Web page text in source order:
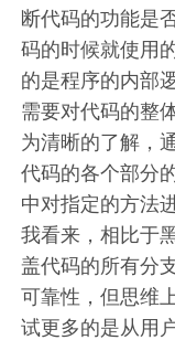
断代码的功能是
码的时候就使用
的是程序的内部
需要对代码的整
为清晰的了解，
代码的各个部分
中对指定的方法
我看来，相比于
盖代码的所有分
可靠性，但思维
试更多的是从用